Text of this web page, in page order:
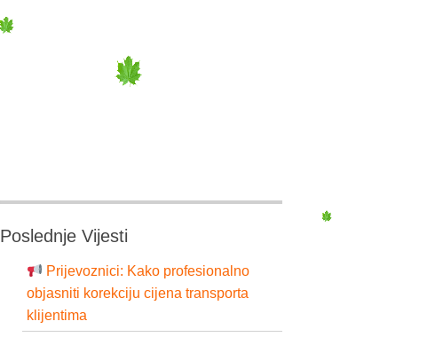
Poslednje Vijesti
Prijevoznici: Kako profesionalno
objasniti korekciju cijena transporta
klijentima